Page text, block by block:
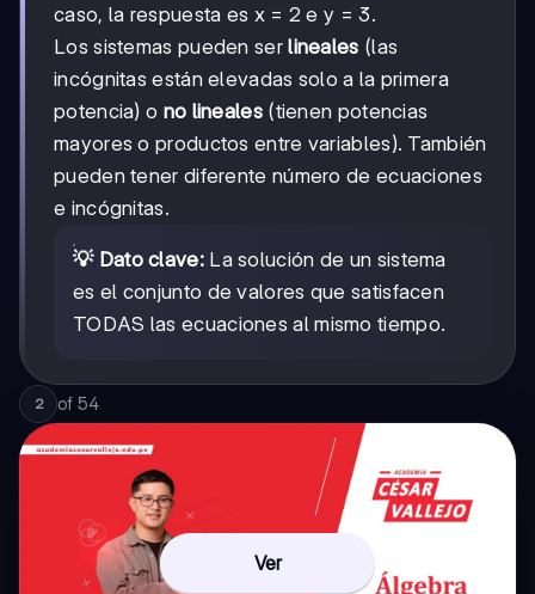
caso, la respuesta es x = 2 e y = 3.
Los sistemas pueden serlineales (las
incógnitas están elevadas solo a la primera
potencia) o no lineales(tienen potencias
mayores o productos entre variables). También
pueden tener diferente número de ecuaciones
e incógnitas.
💡 Dato clave:La solución de un sistema
es el conjunto de valores que satisfacen
TODAS las ecuaciones al mismo tiempo.
2 of 54
Ver